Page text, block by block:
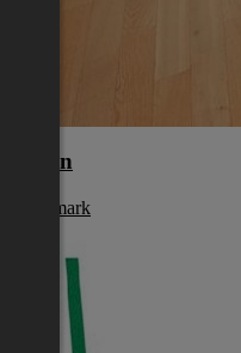
Liezen
Steiermark